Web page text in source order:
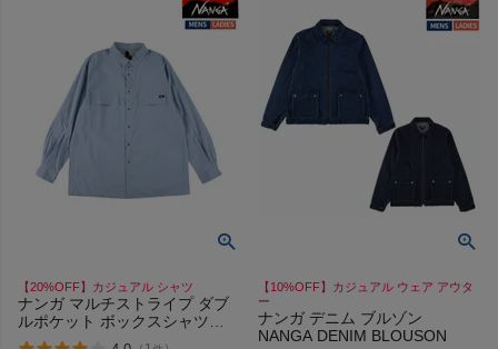
【20%OFF】カジュアル シャツ
ナンガ マルチストライプ ダブ
ルポケット ボックスシャツ
NANGA MULTI STRIPE W PK
【10%OFF】カジュアル ウェア アウタ
ー
ナンガ デニム ブルゾン
NANGA DENIM BLOUSON